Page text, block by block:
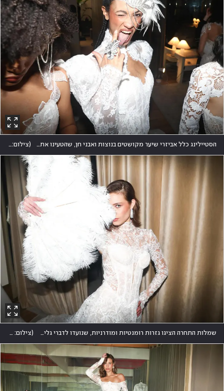
הסטיילינג כלל אביזרי שיער מקושטים בנוצות ואבני חן, שהטעינו את התצוגה של להב בסגנון שנות ה-20 של המאה הקודמת (צילום: גיל חיון
שמלות התחרה הציגו גזרות רומנטיות ומודרניות, שנועדו לדברי גליה להב "לכלות שלא מתנצלות – אלא מעזות" (צילום: גיל חיון